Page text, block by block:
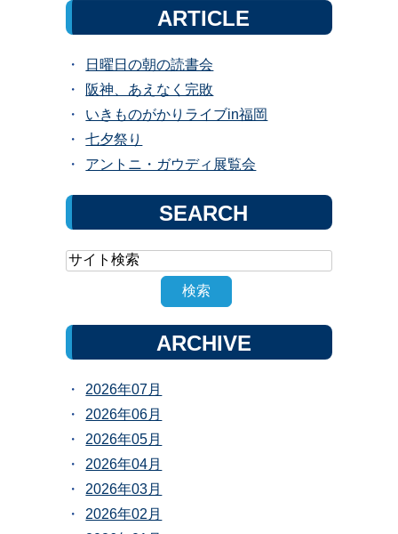
ARTICLE
日曜日の朝の読書会
阪神、あえなく完敗
いきものがかりライブin福岡
七夕祭り
アントニ・ガウディ展覧会
SEARCH
ARCHIVE
2026年07月
2026年06月
2026年05月
2026年04月
2026年03月
2026年02月